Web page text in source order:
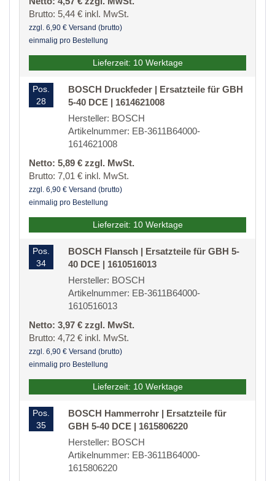
Brutto: 5,44 € inkl. MwSt.
zzgl. 6,90 € Versand (brutto)
einmalig pro Bestellung
Lieferzeit: 10 Werktage
Pos.
28
BOSCH Druckfeder | Ersatzteile für GBH
5-40 DCE | 1614621008
Hersteller: BOSCH
Artikelnummer: EB-3611B64000-
1614621008
Netto: 5,89 € zzgl. MwSt.
Brutto: 7,01 € inkl. MwSt.
zzgl. 6,90 € Versand (brutto)
einmalig pro Bestellung
Lieferzeit: 10 Werktage
Pos.
34
BOSCH Flansch | Ersatzteile für GBH 5-
40 DCE | 1610516013
Hersteller: BOSCH
Artikelnummer: EB-3611B64000-
1610516013
Netto: 3,97 € zzgl. MwSt.
Brutto: 4,72 € inkl. MwSt.
zzgl. 6,90 € Versand (brutto)
einmalig pro Bestellung
Lieferzeit: 10 Werktage
Pos.
35
BOSCH Hammerrohr | Ersatzteile für
GBH 5-40 DCE | 1615806220
Hersteller: BOSCH
Artikelnummer: EB-3611B64000-
1615806220